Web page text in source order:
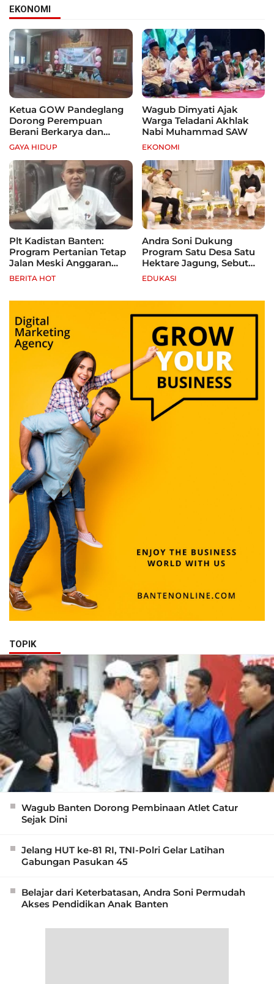
EKONOMI
Ketua GOW Pandeglang
Dorong Perempuan
Berani Berkarya dan
Mandiri
GAYA HIDUP
Wagub Dimyati Ajak
Warga Teladani Akhlak
Nabi Muhammad SAW
EKONOMI
Plt Kadistan Banten:
Program Pertanian Tetap
Jalan Meski Anggaran
Terbatas, Fokus Jagung
hingga Tebu
BERITA HOT
Andra Soni Dukung
Program Satu Desa Satu
Hektare Jagung, Sebut
Banten Punya Peluang
Jadi Sentra Produksi
EDUKASI
TOPIK
Wagub Banten Dorong Pembinaan Atlet Catur
Sejak Dini
Jelang HUT ke-81 RI, TNI-Polri Gelar Latihan
Gabungan Pasukan 45
Belajar dari Keterbatasan, Andra Soni Permudah
Akses Pendidikan Anak Banten